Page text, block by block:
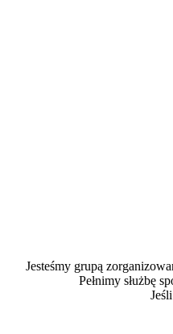
Jesteśmy grupą
Pełnimy służbę